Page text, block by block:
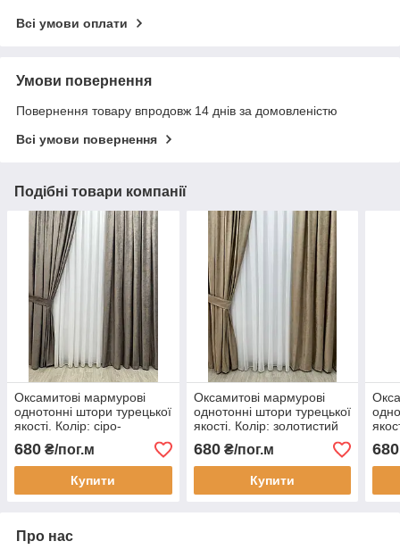
Всі умови оплати
Умови повернення
Повернення товару впродовж 14 днів за домовленістю
Всі умови повернення
Подібні товари компанії
Оксамитові мармурові
однотонні штори турецької
якості. Колір: сіро-
коричневий
680 ₴/пог.м
Купити
Оксамитові мармурові
однотонні штори турецької
якості. Колір: золотистий
680₴/пог.м
Купити
680
Про нас